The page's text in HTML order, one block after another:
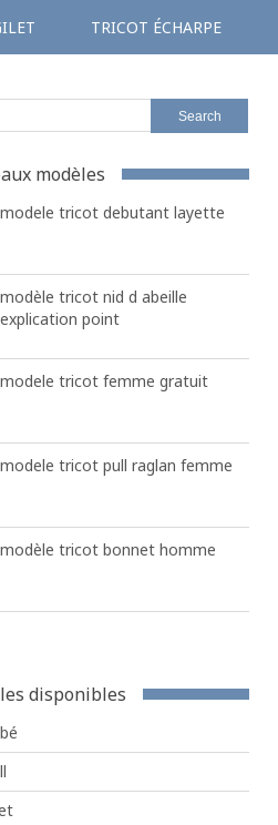
TRICOT ÉCHARPE
modèles
modele tricot debutant layette
modèle tricot nid d abeille
explication point
modele tricot femme gratuit
modele tricot pull raglan femme
modèle tricot bonnet homme
disponibles